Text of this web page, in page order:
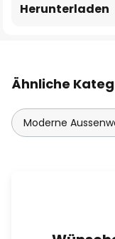
Herunterladen
Ähnliche
Moderne